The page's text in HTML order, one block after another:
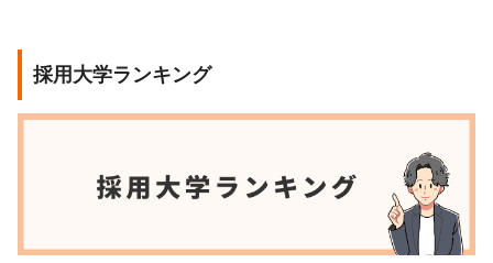
採用大学ランキング